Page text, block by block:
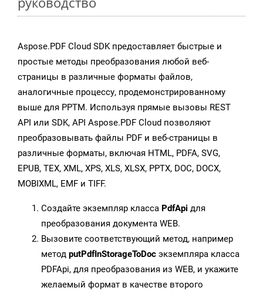
Aspose.PDF Cloud SDK предоставляет быстрые и
простые методы преобразования любой веб-
страницы в различные форматы файлов,
аналогичные процессу, продемонстрированному
выше для PPTM. Используя прямые вызовы REST
API или SDK, API Aspose.PDF Cloud позволяют
преобразовывать файлы PDF и веб-страницы в
различные форматы, включая HTML, PDFA, SVG,
EPUB, TEX, XML, XPS, XLS, XLSX, PPTX, DOC, DOCX,
MOBIXML, EMF и TIFF.
Создайте экземпляр класса PdfApi для
преобразования документа WEB.
Вызовите соответствующий метод, например
метод putPdfInStorageToDoc экземпляра класса
PDFApi, для преобразования из WEB, и укажите
желаемый формат в качестве второго